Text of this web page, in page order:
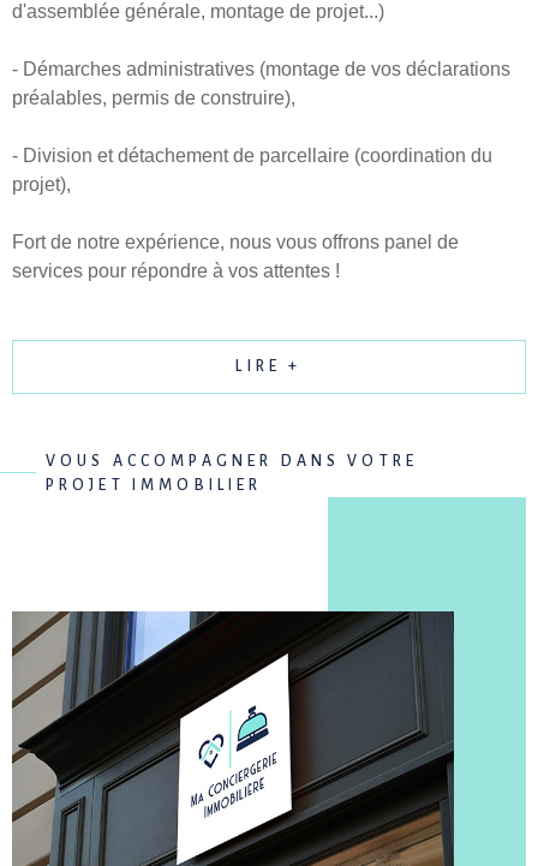
d'assemblée générale, montage de projet...)
- Démarches administratives (montage de vos déclarations
préalables, permis de construire),
- Division et détachement de parcellaire (coordination du
projet),
Fort de notre expérience, nous vous offrons panel de
services pour répondre à vos attentes !
LIRE +
VOUS ACCOMPAGNER DANS VOTRE
PROJET IMMOBILIER